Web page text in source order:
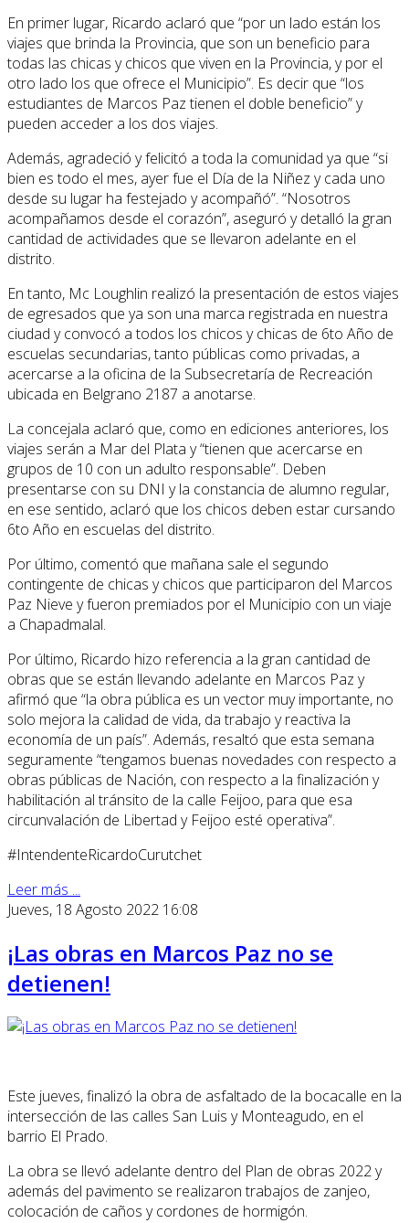
En primer lugar, Ricardo aclaró que “por un lado están los
viajes que brinda la Provincia, que son un beneficio para
todas las chicas y chicos que viven en la Provincia, y por el
otro lado los que ofrece el Municipio”. Es decir que “los
estudiantes de Marcos Paz tienen el doble beneficio” y
pueden acceder a los dos viajes.
Además, agradeció y felicitó a toda la comunidad ya que “si
bien es todo el mes, ayer fue el Día de la Niñez y cada uno
desde su lugar ha festejado y acompañó”. “Nosotros
acompañamos desde el corazón”, aseguró y detalló la gran
cantidad de actividades que se llevaron adelante en el
distrito.
En tanto, Mc Loughlin realizó la presentación de estos viajes
de egresados que ya son una marca registrada en nuestra
ciudad y convocó a todos los chicos y chicas de 6to Año de
escuelas secundarias, tanto públicas como privadas, a
acercarse a la oficina de la Subsecretaría de Recreación
ubicada en Belgrano 2187 a anotarse.
La concejala aclaró que, como en ediciones anteriores, los
viajes serán a Mar del Plata y “tienen que acercarse en
grupos de 10 con un adulto responsable”. Deben
presentarse con su DNI y la constancia de alumno regular,
en ese sentido, aclaró que los chicos deben estar cursando
6to Año en escuelas del distrito.
Por último, comentó que mañana sale el segundo
contingente de chicas y chicos que participaron del Marcos
Paz Nieve y fueron premiados por el Municipio con un viaje
a Chapadmalal.
Por último, Ricardo hizo referencia a la gran cantidad de
obras que se están llevando adelante en Marcos Paz y
afirmó que “la obra pública es un vector muy importante, no
solo mejora la calidad de vida, da trabajo y reactiva la
economía de un país”. Además, resaltó que esta semana
seguramente “tengamos buenas novedades con respecto a
obras públicas de Nación, con respecto a la finalización y
habilitación al tránsito de la calle Feijoo, para que esa
circunvalación de Libertad y Feijoo esté operativa”.
#IntendenteRicardoCurutchet
Leer más ...
Jueves, 18 Agosto 2022 16:08
¡Las obras en Marcos Paz no se
detienen!
Este jueves, finalizó la obra de asfaltado de la bocacalle en la
intersección de las calles San Luis y Monteagudo, en el
barrio El Prado.
La obra se llevó adelante dentro del Plan de obras 2022 y
además del pavimento se realizaron trabajos de zanjeo,
colocación de caños y cordones de hormigón.